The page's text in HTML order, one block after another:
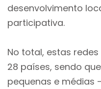
desenvolvimento
participativa.
No total, estas redes
28 países, sendo
pequenas e médias